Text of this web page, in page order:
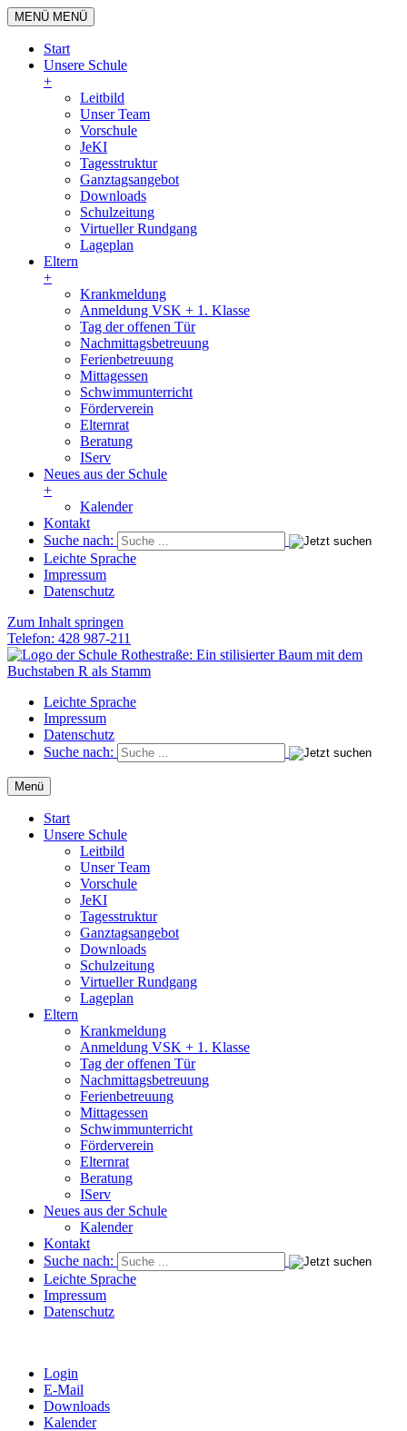
MENÜ MENÜ
Start
Unsere Schule
+
Leitbild
Unser Team
Vorschule
JeKI
Tagesstruktur
Ganztagsangebot
Downloads
Schulzeitung
Virtueller Rundgang
Lageplan
Eltern
+
Krankmeldung
Anmeldung VSK + 1. Klasse
Tag der offenen Tür
Nachmittagsbetreuung
Ferienbetreuung
Mittagessen
Schwimmunterricht
Förderverein
Elternrat
Beratung
IServ
Neues aus der Schule
+
Kalender
Kontakt
Suche nach:
Leichte Sprache
Impressum
Datenschutz
Zum Inhalt springen
Telefon: 428 987-211
Schule Rothestraße
Die Grundschule im Herzen von Ottensen
Leichte Sprache
Impressum
Datenschutz
Suche nach:
Menü
Start
Unsere Schule
Leitbild
Unser Team
Vorschule
JeKI
Tagesstruktur
Ganztagsangebot
Downloads
Schulzeitung
Virtueller Rundgang
Lageplan
Eltern
Krankmeldung
Anmeldung VSK + 1. Klasse
Tag der offenen Tür
Nachmittagsbetreuung
Ferienbetreuung
Mittagessen
Schwimmunterricht
Förderverein
Elternrat
Beratung
IServ
Neues aus der Schule
Kalender
Kontakt
Suche nach:
Leichte Sprache
Impressum
Datenschutz
Login
E-Mail
Downloads
Kalender